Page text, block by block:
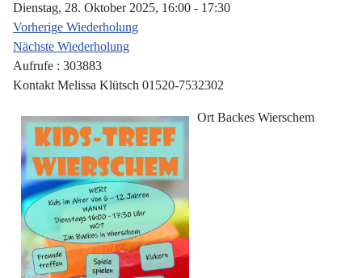
Dienstag, 28. Oktober 2025, 16:00 - 17:30
Vorherige Wiederholung
Nächste Wiederholung
Aufrufe : 303883
Kontakt Melissa Klütsch 01520-7532302
Ort Backes Wierschem